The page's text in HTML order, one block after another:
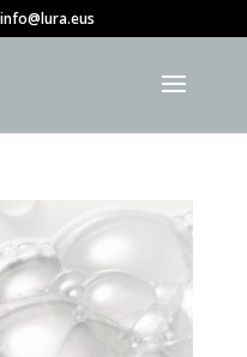
info@lura.eus